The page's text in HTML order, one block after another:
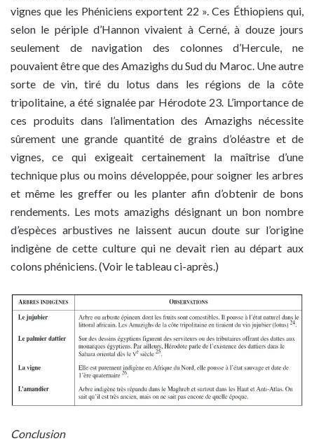
vignes que les Phéniciens exportent 22 ». Ces Éthiopiens qui,
selon le périple d’Hannon vivaient à Cerné, à douze jours
seulement de navigation des colonnes d’Hercule, ne
pouvaient être que des Amazighs du Sud du Maroc. Une autre
sorte de vin, tiré du lotus dans les régions de la côte
tripolitaine, a été signalée par Hérodote 23. L’importance de
ces produits dans l’alimentation des Amazighs nécessite
sûrement une grande quantité de grains d’oléastre et de
vignes, ce qui exigeait certainement la maîtrise d’une
technique plus ou moins développée, pour soigner les arbres
et même les greffer ou les planter afin d’obtenir de bons
rendements. Les mots amazighs désignant un bon nombre
d’espèces arbustives ne laissent aucun doute sur l’origine
indigène de cette culture qui ne devait rien au départ aux
colons phéniciens. (Voir le tableau ci-après.)
Conclusion